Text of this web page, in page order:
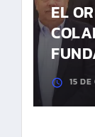
EL
15